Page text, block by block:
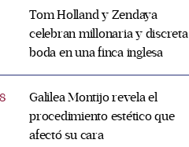
Tom Holland y Zendaya
celebran millonaria y discreta
boda en una finca inglesa
Galilea Montijo revela el
procedimiento estético que
afectó su cara